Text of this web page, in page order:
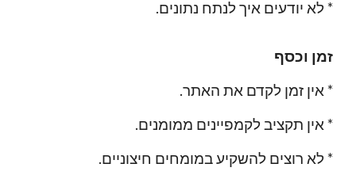
.לא יודעים איך לנתח נתונים *
זמן וכסף
.אין זמן לקדם את האתר *
.אין תקציב לקמפיינים ממומנים *
.לא רוצים להשקיע במומחים חיצוניים *